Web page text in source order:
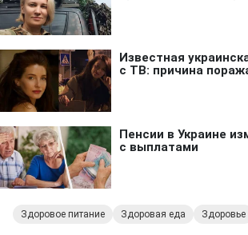
Здоровое питание Здоровая еда Здоровье